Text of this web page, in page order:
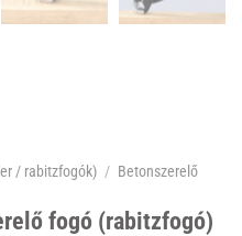
/ rabitzfogók) / Betonszerelő
fogó (rabitzfogó)